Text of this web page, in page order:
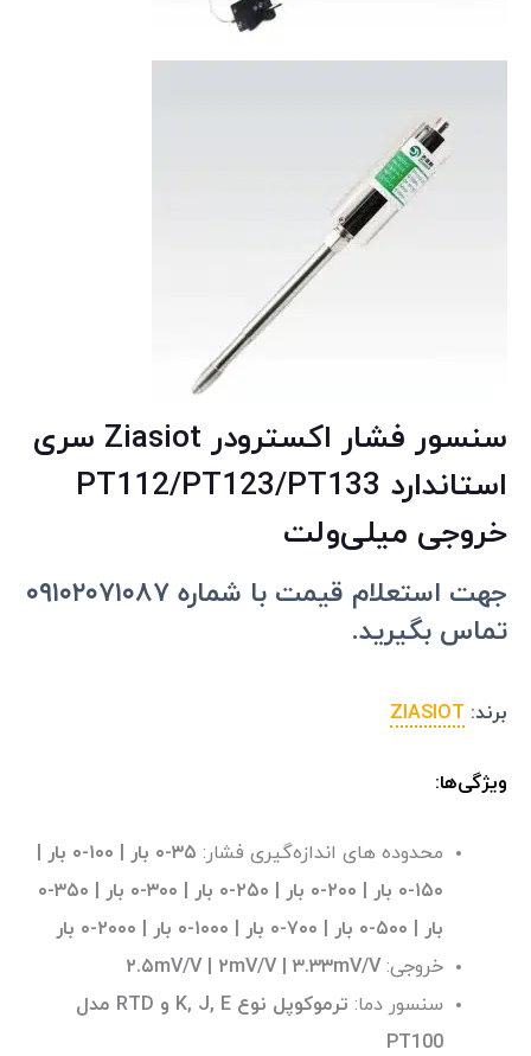
سنسور فشار اکسترودر Ziasiot سری
استاندارد PT112/PT123/PT133
خروجی میلی‌ولت
جهت استعلام قیمت با شماره ۰۹۱۰۲۰۷۱۰۸۷
تماس بگیرید.
برند: ZIASIOT
ویژگی‌ها:
محدوده های اندازه‌گیری فشار: ۳۵-۰ بار |
۱۰۰-۰ بار |
۱۵۰-۰ بار | ۲۰۰-۰ بار | ۲۵۰-۰ بار | ۳۰۰-۰ بار | ۳۵۰-۰
بار | ۵۰۰-۰ بار | ۷۰۰-۰ بار | ۱۰۰۰-۰ بار | ۲۰۰۰-۰ بار
خروجی:
سنسور دما:
ترموکوپل نوع K, J, E و RTD مدل
PT100